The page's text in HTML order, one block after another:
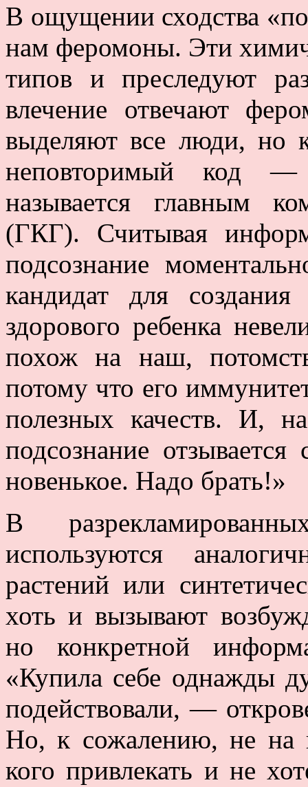
В ощущении сходства
нам феромоны. Эти
типов и преследуют
влечение отвечают
выделяют все люди, но
неповторимый код —
называется главным
(ГКГ). Считывая
подсознание
кандидат для
здорового ребенка
похож на наш,
потому что его
полезных качеств. И,
подсознание
новенькое. Надо брать!»
В
используются
растений или
хоть и вызывают
но конкретной
«Купила себе однажды
подействовали, —
Но, к сожалению, не на
кого привлекать и не